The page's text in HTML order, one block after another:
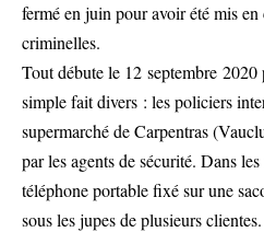
fermé en juin pour avoir été mis
criminelles.
Tout débute le 12 septembre 2020
simple fait divers : les policiers
supermarché de Carpentras
par les agents de sécurité. Dans
téléphone portable fixé sur une
sous les jupes de plusieurs